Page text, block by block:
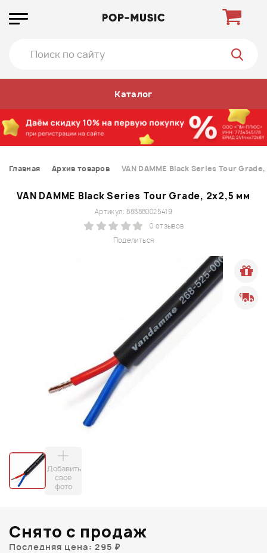
Каталог
Главная Архив товаров VAN DAMME Black Series Tour
VAN DAMME Black Series Tour Grade, 2x2,5 мм
Поделиться
Артикул: 888880025419
0 отзывов
Добавить
свое
фото
Снято с продаж
Последняя цена: 295 ₽